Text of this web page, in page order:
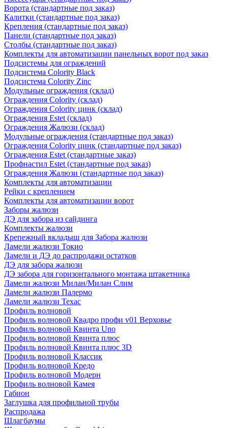
Ворота (стандартные под заказ)
Калитки (стандартные под заказ)
Крепления (стандартные под заказ)
Панели (стандартные под заказ)
Столбы (стандартные под заказ)
Комплекты для автоматизации панельных ворот под заказ
Подсистемы для ограждений
Подсистема Colority Black
Подсистема Colority Zinc
Модульные ограждения (склад)
Ограждения Colority (склад)
Ограждения Colority цинк (склад)
Ограждения Estet (склад)
Ограждения Жалюзи (склад)
Модульные ограждения (стандартные под заказ)
Ограждения Colority цинк (стандартные под заказ)
Ограждения Estet (стандартные заказ)
Профнастил Estet (стандартные под заказ)
Ограждения Жалюзи (стандартные под заказ)
Комплекты для автоматизации
Рейки с креплением
Комплекты для автоматизации ворот
Заборы жалюзи
ДЭ для забора из сайдинга
Комплекты жалюзи
Крепежный вкладыш для Забора жалюзи
Ламели жалюзи Токио
Ламели и ДЭ до распродажи остатков
ДЭ для забора жалюзи
ДЭ забора для горизонтального монтажа штакетника
Ламели жалюзи Милан/Милан Слим
Ламели жалюзи Палермо
Ламели жалюзи Техас
Профиль волновой
Профиль волновой Квадро профи v01 Верховье
Профиль волновой Квинта Uno
Профиль волновой Квинта плюс
Профиль волновой Квинта плюс 3D
Профиль волновой Классик
Профиль волновой Кредо
Профиль волновой Модерн
Профиль волновой Камея
Габион
Заглушка для профильной трубы
Распродажа
Шлагбаумы